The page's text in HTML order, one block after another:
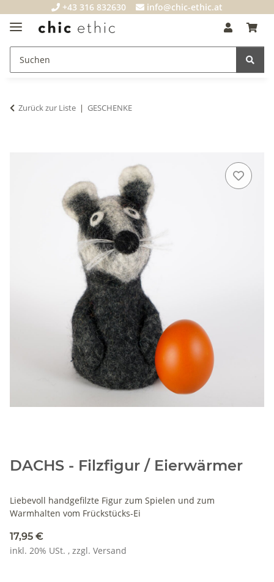
+43 316 832630 info@chic-ethic.at
Zurück zur Liste GESCHENKE
DACHS - Filzfigur / Eierwärmer
Liebevoll handgefilzte Figur zum Spielen und zum
Warmhalten vom Frückstücks-Ei
17,95 €
inkl. 20% USt. , zzgl. Versand